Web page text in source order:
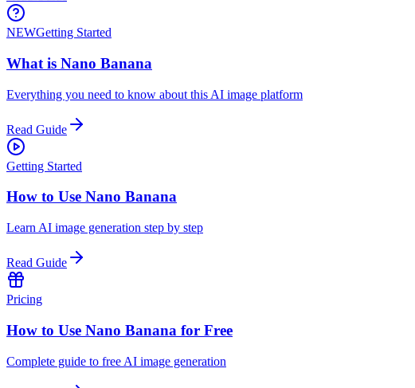
NEWGetting Started
What is Nano Banana
Everything you need to know about this AI image platform
Read Guide
Getting Started
How to Use Nano Banana
Learn AI image generation step by step
Read Guide
Pricing
How to Use Nano Banana for Free
Complete guide to free AI image generation